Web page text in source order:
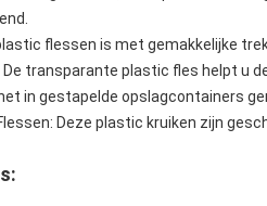
flessen is met gemakkelijke
transparante plastic fles helpt u
in gestapelde opslagcontainers
Deze plastic kruiken zijn